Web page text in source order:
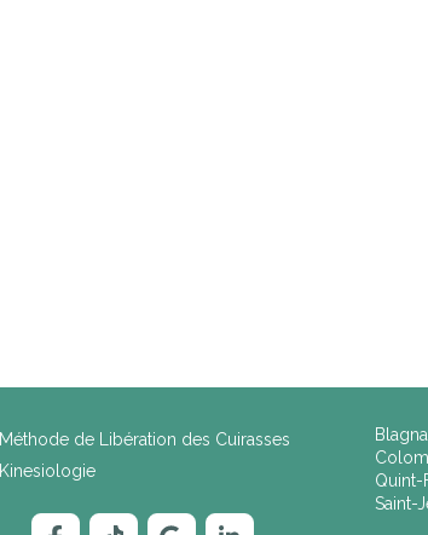
Méthode de Libération des Cuirasses
Kinesiologie
Quint-
Saint-